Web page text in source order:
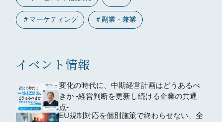
＃ マーケティング ＃副業・兼業
イベント情報
変化の時代に、中期経営計画はどうあるべ
きか -経営判断を更新し続ける企業の共通
点-
EU規制対応を個別施策で終わらせない、全